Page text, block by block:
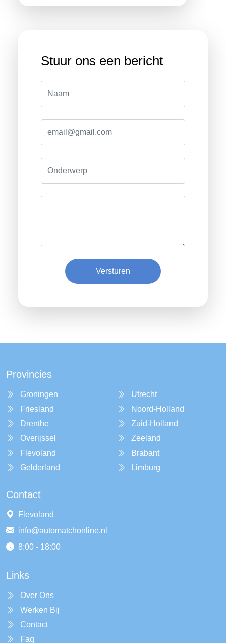
Stuur ons een bericht
Versturen
Provincies
Groningen
Friesland
Drenthe
Overijssel
Flevoland
Gelderland
Utrecht
Noord-Holland
Zuid-Holland
Zeeland
Brabant
Limburg
Contact
Flevoland
info@automatchonline.nl
8:00 - 18:00
Links
Over Ons
Werken Bij
Contact
Faq